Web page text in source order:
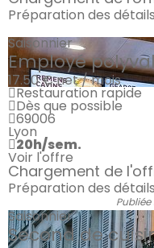
Préparation des
Saisonnier
Employé
17.50 €net / mois
Restauration rapide
Dès que possible
69006
Lyon
20h/sem.
Voir l'offre
Chargement de
Préparation des
Publiée
Saisonnier
Second de